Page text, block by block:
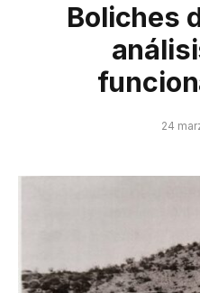
Boliches
24